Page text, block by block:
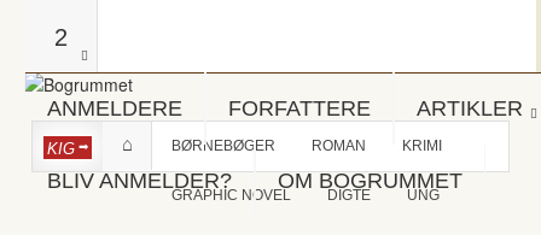
2
ANMELDERE FORFATTERE ARTIKLER
BLIV ANMELDER? OM BOGRUMMET
KIG BØRNEBØGER ROMAN KRIMI
GRAPHIC NOVEL DIGTE UNG